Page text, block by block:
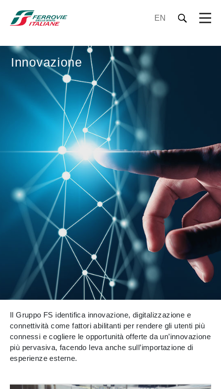
EN
Innovazione
Il Gruppo FS identifica innovazione, digitalizzazione e
connettività come fattori abilitanti per rendere gli utenti più
connessi e cogliere le opportunità offerte da un’innovazione
più pervasiva, facendo leva anche sull’importazione di
esperienze esterne.